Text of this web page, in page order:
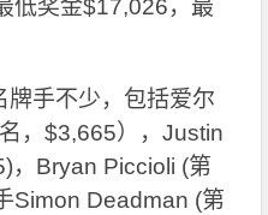
低奖金$17,026，最
牌手不少，包括爱尔
，$3,665），Justin
，Bryan Piccioli (第
Simon Deadman (第